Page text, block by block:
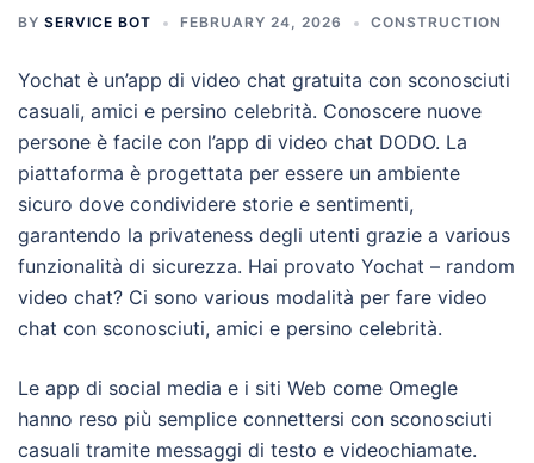
BY SERVICE BOT FEBRUARY 24, 2026 CONSTRUCTION
Yochat è un’app di video chat gratuita con sconosciuti
casuali, amici e persino celebrità. Conoscere nuove
persone è facile con l’app di video chat DODO. La
piattaforma è progettata per essere un ambiente
sicuro dove condividere storie e sentimenti,
garantendo la privateness degli utenti grazie a various
funzionalità di sicurezza. Hai provato Yochat – random
video chat? Ci sono various modalità per fare video
chat con sconosciuti, amici e persino celebrità.
Le app di social media e i siti Web come Omegle
hanno reso più semplice connettersi con sconosciuti
casuali tramite messaggi di testo e videochiamate.